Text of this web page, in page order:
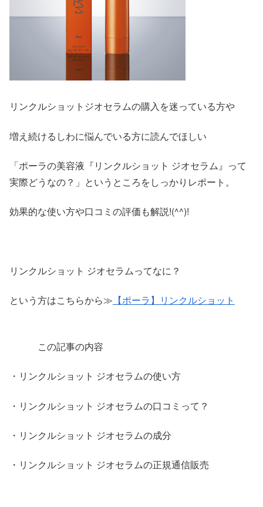
リンクルショットジオセラムの購入を迷っている方や
増え続けるしわに悩んでいる方に読んでほしい
「ポーラの美容液『リンクルショット ジオセラム』って
実際どうなの？」というところをしっかりレポート。
効果的な使い方や口コミの評価も解説!(^^)!
リンクルショット ジオセラムってなに？
という方はこちらから≫ 【ポーラ】リンクルショット
この記事の内容
・リンクルショット ジオセラムの使い方
・リンクルショット ジオセラムの口コミって？
・リンクルショット ジオセラムの成分
・リンクルショット ジオセラムの正規通信販売